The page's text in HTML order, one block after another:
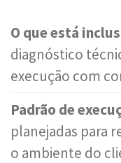
O que está
diagnóstico
execução com
Padrão de
planejadas para
o ambiente do